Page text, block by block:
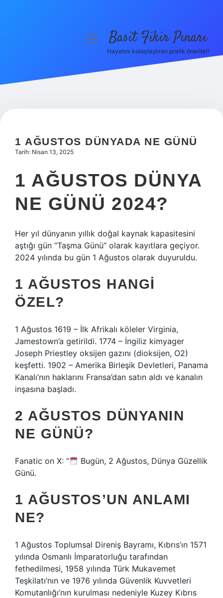
Hakkımızda
menüyüBasit Fikir Pınarı
Hayatını kolaylaştıran pratik öneriler!
1 AĞUSTOS DÜNYADA NE GÜNÜ
Tarih: Nisan 13, 2025
1 AĞUSTOS DÜNYA
NE GÜNÜ 2024?
Her yıl dünyanın yıllık doğal kaynak kapasitesini
aştığı gün “Taşma Günü” olarak kayıtlara geçiyor.
2024 yılında bu gün 1 Ağustos olarak duyuruldu.
1 AĞUSTOS HANGI
ÖZEL?
1 Ağustos 1619 – İlk Afrikalı köleler Virginia,
Jamestown’a getirildi. 1774 – İngiliz kimyager
Joseph Priestley oksijen gazını (dioksijen, O2)
keşfetti. 1902 – Amerika Birleşik Devletleri, Panama
Kanalı’nın haklarını Fransa’dan satın aldı ve kanalın
inşasına başladı.
2 AĞUSTOS DÜNYANIN
NE GÜNÜ?
Fanatic on X: “
Bugün, 2 Ağustos, Dünya Güzellik
Günü.
1 AĞUSTOS’UN ANLAMI
NE?
1 Ağustos Toplumsal Direniş Bayramı, Kıbrıs’ın 1571
yılında Osmanlı İmparatorluğu tarafından
fethedilmesi, 1958 yılında Türk Mukavemet
Teşkilatı’nın ve 1976 yılında Güvenlik Kuvvetleri
Komutanlığı’nın kurulması nedeniyle Kuzey Kıbrıs